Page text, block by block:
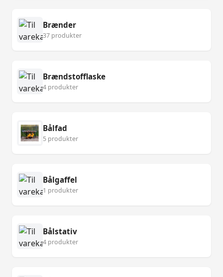
Brænder
37 produkter
Brændstofflaske
4 produkter
Bålfad
5 produkter
Bålgaffel
1 produkter
Bålstativ
4 produkter